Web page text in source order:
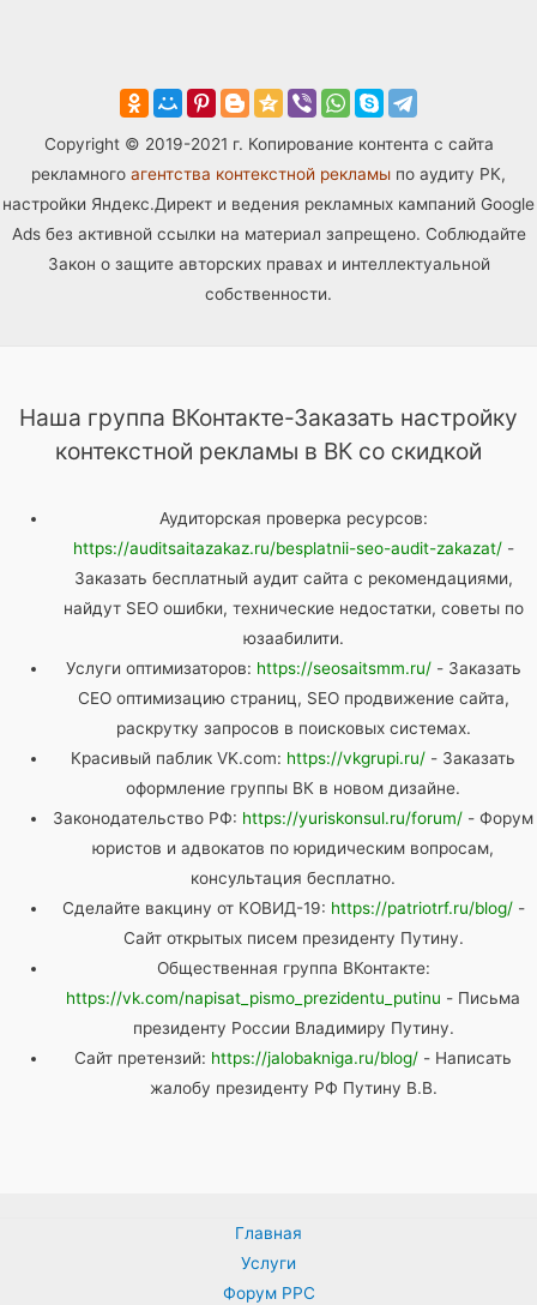
Copyright © 2019-2021 г. Копирование контента с сайта
рекламного агентства контекстной рекламы по аудиту РК,
настройки Яндекс.Директ и ведения рекламных кампаний Google
Ads без активной ссылки на материал запрещено. Соблюдайте
Закон о защите авторских правах и интеллектуальной
собственности.
Наша группа ВКонтакте-Заказать настройку
контекстной рекламы в ВК со скидкой
Аудиторская проверка ресурсов:
https://auditsaitazakaz.ru/besplatnii-seo-audit-zakazat/-
Заказать бесплатный аудит сайта с рекомендациями,
найдут SEO ошибки, технические недостатки, советы по
юзаабилити.
Услуги оптимизаторов: https://seosaitsmm.ru/- Заказать
СЕО оптимизацию страниц, SEO продвижение сайта,
раскрутку запросов в поисковых системах.
Красивый паблик VK.com: https://vkgrupi.ru/ - Заказать
оформление группы ВК в новом дизайне.
Законодательство РФ: https://yuriskonsul.ru/forum/ - Форум
юристов и адвокатов по юридическим вопросам,
консультация бесплатно.
Сделайте вакцину от КОВИД-19: https://patriotrf.ru/blog/-
Сайт открытых писем президенту Путину.
Общественная группа ВКонтакте:
https://vk.com/napisat_pismo_prezidentu_putinu - Письма
президенту России Владимиру Путину.
Сайт претензий: https://jalobakniga.ru/blog/ - Написать
жалобу президенту РФ Путину В.В.
Главная
Услуги
Форум PPC